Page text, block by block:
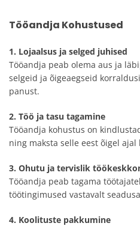
Tööandja Kohustused
1. Lojaalsus ja selged juhised
Tööandja peab olema aus ja
selgeid ja õigeaegseid
panust.
2. Töö ja tasu tagamine
Tööandja kohustus on
ning maksta selle eest õigel
3. Ohutu ja tervislik
Tööandja peab tagama
töötingimused vastavalt
4. Koolituste pakkumine